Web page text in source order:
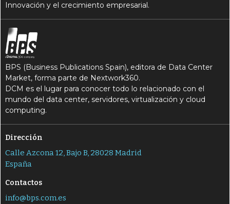
Innovación y el crecimiento empresarial.
BPS (Business Publications Spain), editora de Data Center
Market, forma parte de Nextwork360.
DCM es el lugar para conocer todo lo relacionado con el
mundo del data center, servidores, virtualización y cloud
computing.
Dirección
Calle Azcona 12, Bajo B, 28028 Madrid
España
Contactos
info@bps.com.es